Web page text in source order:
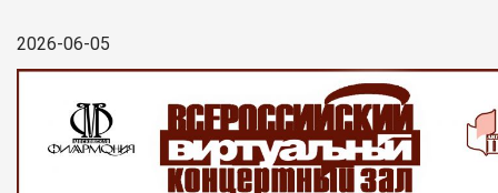
2026-06-05